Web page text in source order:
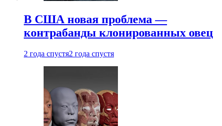
В США новая проблема —
контрабанды клонированных овец
2 года спустя2 года спустя